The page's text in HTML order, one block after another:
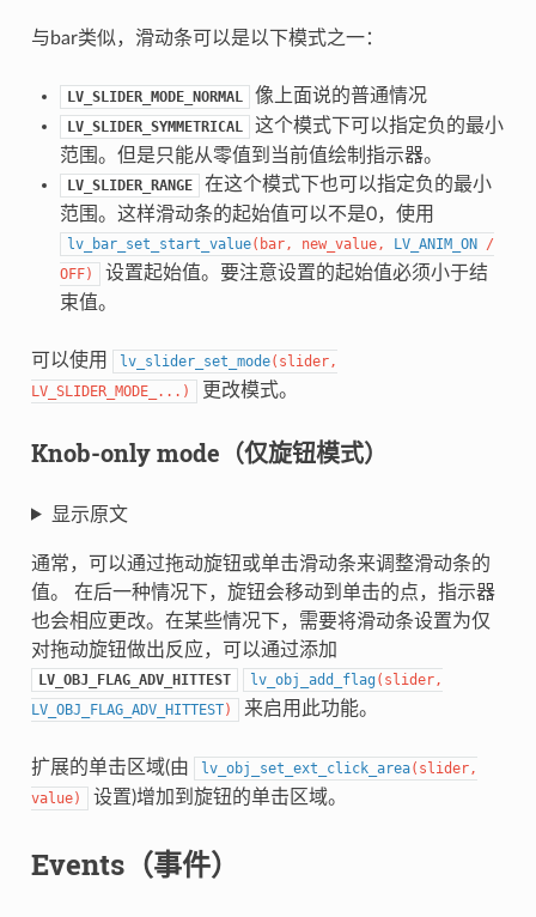
与bar类似，滑动条可以是以下模式之一：
LV_SLIDER_MODE_NORMAL 像上面说的普通情况
LV_SLIDER_SYMMETRICAL
这个模式下可以指定负的最小
范围。但是只能从零值到当前值绘制指示器。
LV_SLIDER_RANGE
在这个模式下也可以指定负的最小
范围。这样滑动条的起始值可以不是0，使用
lv_bar_set_start_value( bar, new_value, LV_ANIM_ON /
OFF)
设置起始值。要注意设置的起始值必须小于结
束值。
可以使用 lv_slider_set_mode( slider,
LV_SLIDER_MODE_
... ) 更改模式。
Knob-only mode（仅旋钮模式）
显示原文
通常，可以通过拖动旋钮或单击滑动条来调整滑动条的
值。 在后一种情况下，旋钮会移动到单击的点，指示器
也会相应更改。在某些情况下，需要将滑动条设置为仅
对拖动旋钮做出反应，可以通过添加
LV_OBJ_FLAG_ADV_HITTEST lv_obj_add_flag( slider,
LV_OBJ_FLAG_ADV_HITTEST) 来启用此功能。
扩展的单击区域(由 lv_obj_set_ext_click_area( slider,
value) 设置)增加到旋钮的单击区域。
Events（事件）